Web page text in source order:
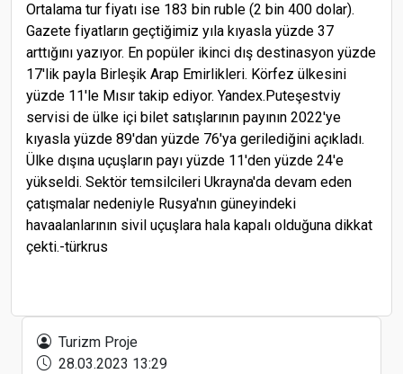
Ortalama tur fiyatı ise 183 bin ruble (2 bin 400 dolar).
Gazete fiyatların geçtiğimiz yıla kıyasla yüzde 37
arttığını yazıyor. En popüler ikinci dış destinasyon yüzde
17'lik payla Birleşik Arap Emirlikleri. Körfez ülkesini
yüzde 11'le Mısır takip ediyor. Yandex.Puteşestviy
servisi de ülke içi bilet satışlarının payının 2022'ye
kıyasla yüzde 89'dan yüzde 76'ya gerilediğini açıkladı.
Ülke dışına uçuşların payı yüzde 11'den yüzde 24'e
yükseldi. Sektör temsilcileri Ukrayna'da devam eden
çatışmalar nedeniyle Rusya'nın güneyindeki
havaalanlarının sivil uçuşlara hala kapalı olduğuna dikkat
çekti.-türkrus
Turizm Proje
28.03.2023 13:29
Clivet ile Yüksek Verimli İklimlendirme Çözümleri